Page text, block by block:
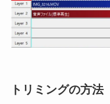
トリミングの方法